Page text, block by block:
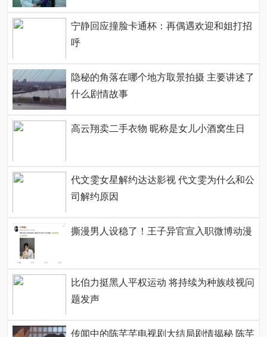
宁静回应撞脸卡通杯：再偶遇欢迎和姐打招
呼
隐秘的角落在哪个地方取景拍摄 主要讲述了
什么剧情故事
高云翔卖二手衣物 昵称是女儿小酒窝生日
代文雯女星解约达达影视 代文雯为什么和公
司解约原因
撕漫男人设稳了！王子异官宣入职微博动漫
比伯力挺黑人平权运动 将持续为种族歧视问
题发声
传闻中的陈芊芊电视剧大结局剧情揭秘 陈芊